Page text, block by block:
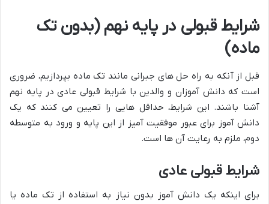
شرایط قبولی در پایه نهم (بدون تک
ماده)
قبل از آنکه به راه حل های جبرانی مانند تک ماده بپردازیم، ضروری
است که دانش آموزان و والدین با شرایط قبولی عادی در پایه نهم
آشنا باشند. این شرایط، حداقل هایی را تعیین می کنند که یک
دانش آموز برای عبور موفقیت آمیز از این پایه و ورود به متوسطه
دوم، ملزم به رعایت آن ها است.
شرایط قبولی عادی
برای اینکه یک دانش آموز بدون نیاز به استفاده از تک ماده یا